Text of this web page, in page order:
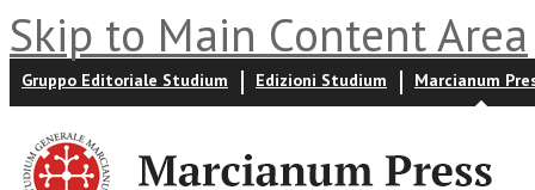
Skip to Main Content Area
Gruppo Editoriale Studium Edizioni Studium Marcianum